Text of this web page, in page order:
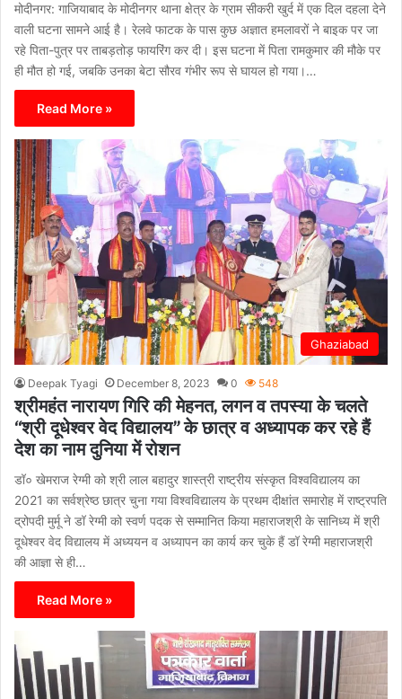
मोदीनगर: गाजियाबाद के मोदीनगर थाना क्षेत्र के ग्राम सीकरी खुर्द में एक दिल दहला देने
वाली घटना सामने आई है। रेलवे फाटक के पास कुछ अज्ञात हमलावरों ने बाइक पर जा
रहे पिता-पुत्र पर ताबड़तोड़ फायरिंग कर दी। इस घटना में पिता रामकुमार की मौके पर
ही मौत हो गई, जबकि उनका बेटा सौरव गंभीर रूप से घायल हो गया।…
Read More »
Ghaziabad
Deepak Tyagi December 8, 2023 0 548
श्रीमहंत नारायण गिरि की मेहनत, लगन व तपस्या के चलते
“श्री दूधेश्वर वेद विद्यालय” के छात्र व अध्यापक कर रहे हैं
देश का नाम दुनिया में रोशन
डॉ० खेमराज रेग्मी को श्री लाल बहादुर शास्त्री राष्ट्रीय संस्कृत विश्वविद्यालय का
2021 का सर्वश्रेष्ठ छात्र चुना गया विश्वविद्यालय के प्रथम दीक्षांत समारोह में राष्ट्रपति
द्रोपदी मुर्मू ने डॉ रेग्मी को स्वर्ण पदक से सम्मानित किया महाराजश्री के सानिध्य में श्री
दूधेश्वर वेद विद्यालय में अध्ययन व अध्यापन का कार्य कर चुके हैं डॉ रेग्मी महाराजश्री
की आज्ञा से ही…
Read More »